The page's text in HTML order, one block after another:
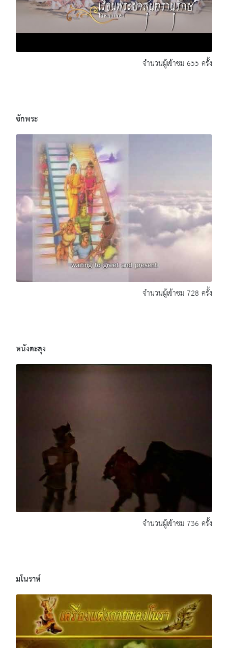
จำนวนผู้เข้าชม 655 ครั้ง
ชักพระ
จำนวนผู้เข้าชม 728 ครั้ง
หนังตะลุง
จำนวนผู้เข้าชม 736 ครั้ง
มโนราห์